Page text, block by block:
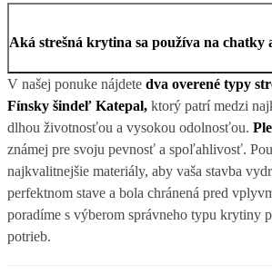
Aká strešná krytina sa používa na chatky
V našej ponuke nájdete dva overené typy
Fínsky šindeľ Katepal, ktorý patrí medzi
dlhou životnosťou a vysokou odolnosťou.
známej pre svoju pevnosť a spoľahlivosť.
najkvalitnejšie materiály, aby vaša stavba
perfektnom stave a bola chránená pred
poradíme s výberom správneho typu krytiny
potrieb.